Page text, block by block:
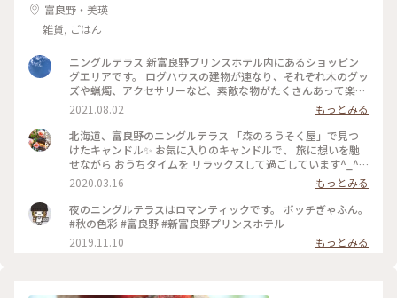
富良野・美瑛
雑貨, ごはん
ニングルテラス 新富良野プリンスホテル内にあるショッピン
グエリアです。 ログハウスの建物が連なり、それぞれ木のグッ
ズや蝋燭、アクセサリーなど、素敵な物がたくさんあって楽し
いです♪ #ニングルテラス #新富良野プリンスホテル #富良野
#北海道
2021.08.02
もっとみる
北海道、富良野のニングルテラス 「森のろうそく屋」で見つ
けたキャンドル✨ お気に入りのキャンドルで、 旅に想いを馳
せながら おうちタイムを リラックスして過ごしています^_^ #
北海道 #富良野 #ニングルテラス #森のろうそく屋 #キャンド
ル #メルヘン #旅の思い出 #憧れの地
2020.03.16
もっとみる
夜のニングルテラスはロマンティックです。 ボッチぎゃふん。
#秋の色彩 #富良野 #新富良野プリンスホテル
2019.11.10
もっとみる